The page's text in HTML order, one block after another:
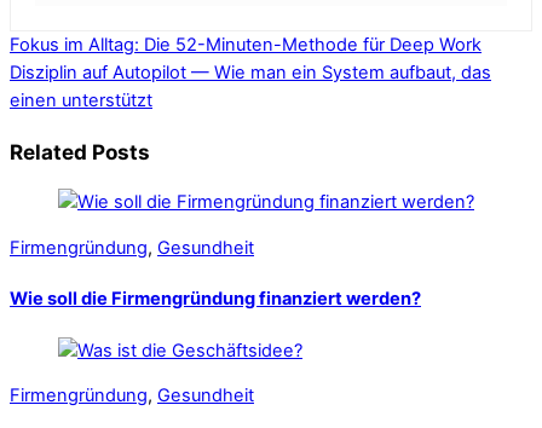
Fokus im Alltag: Die 52-Minuten-Methode für Deep Work
Disziplin auf Autopilot — Wie man ein System aufbaut, das
einen unterstützt
Related Posts
Firmengründung, Gesundheit
Wie soll die Firmengründung finanziert werden?
Firmengründung, Gesundheit